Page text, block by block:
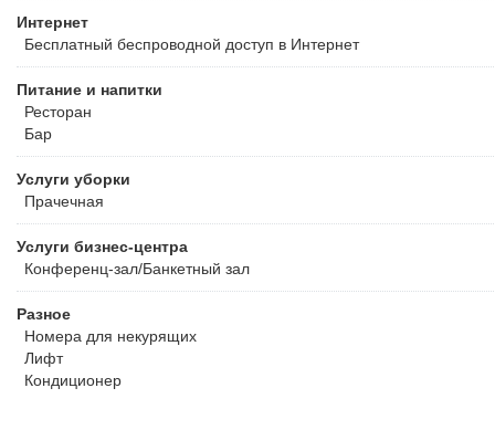
Интернет
Бесплатный беспроводной доступ в Интернет
Питание и напитки
Ресторан
Бар
Услуги уборки
Прачечная
Услуги бизнес-центра
Конференц-зал/Банкетный зал
Разное
Номера для некурящих
Лифт
Кондиционер